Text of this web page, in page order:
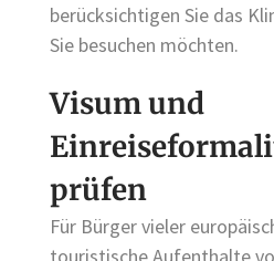
berücksichtigen Sie das
Sie besuchen möchten.
Visum und
prüfen
Für Bürger vieler